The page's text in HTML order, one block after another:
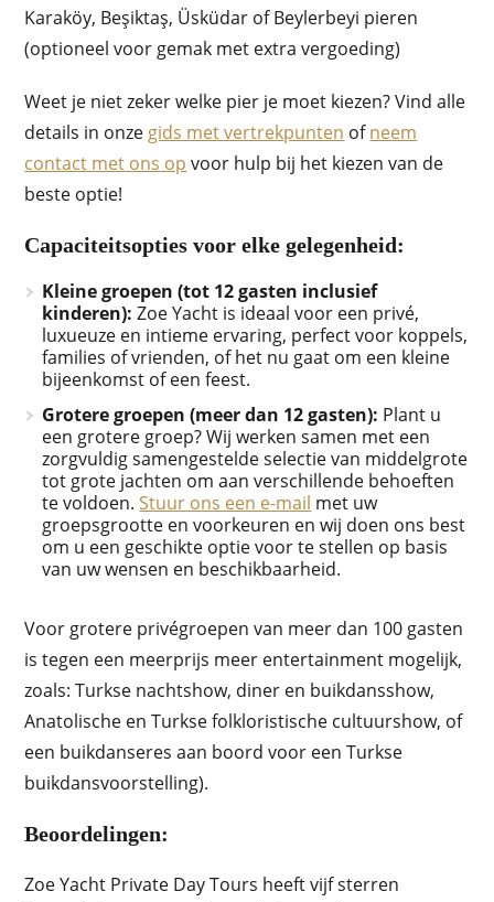
Karaköy, Beşiktaş, Üsküdar of Beylerbeyi pieren
(optioneel voor gemak met extra vergoeding)
Weet je niet zeker welke pier je moet kiezen? Vind alle
details in onze gids met vertrekpunten ofneem
contact met ons op voor hulp bij het kiezen van de
beste optie!
Capaciteitsopties voor elke gelegenheid:
Kleine groepen (tot 12 gasten inclusief
kinderen): Zoe Yacht is ideaal voor een privé,
luxueuze en intieme ervaring, perfect voor koppels,
families of vrienden, of het nu gaat om een kleine
bijeenkomst of een feest.
Grotere groepen (meer dan 12 gasten): Plant u
een grotere groep? Wij werken samen met een
zorgvuldig samengestelde selectie van middelgrote
tot grote jachten om aan verschillende behoeften
te voldoen.Stuur ons een e-mail met uw
groepsgrootte en voorkeuren en wij doen ons best
om u een geschikte optie voor te stellen op basis
van uw wensen en beschikbaarheid.
Voor grotere privégroepen van meer dan 100 gasten
is tegen een meerprijs meer entertainment mogelijk,
zoals: Turkse nachtshow, diner en buikdansshow,
Anatolische en Turkse folkloristische cultuurshow, of
een buikdanseres aan boord voor een Turkse
buikdansvoorstelling).
Beoordelingen:
Zoe Yacht Private Day Tours heeft vijf sterren